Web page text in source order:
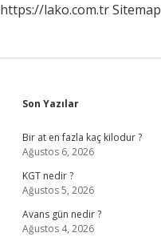
https://lako.com.trSitemap
Sidebar
Son Yazılar
Bir at en fazla kaç kilodur ?
Ağustos 6, 2026
KGT nedir ?
Ağustos 5, 2026
Avans gün nedir ?
Ağustos 4, 2026